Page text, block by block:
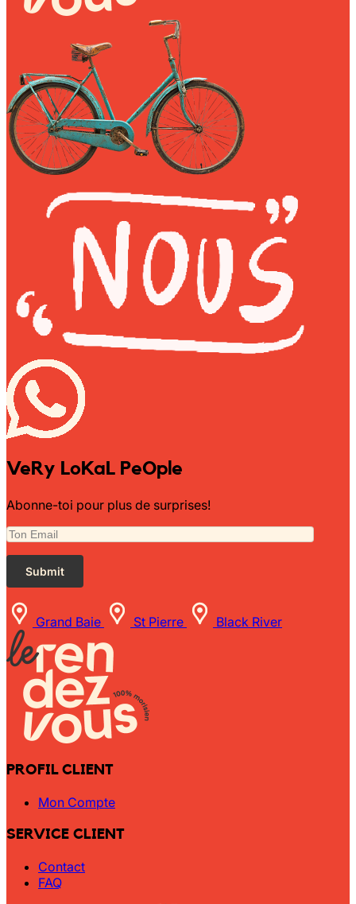
VeRy LoKaL PeOple
Abonne-toi pour plus de surprises!
Grand Baie St Pierre Black River
PROFIL CLIENT
Mon Compte
SERVICE CLIENT
Contact
FAQ